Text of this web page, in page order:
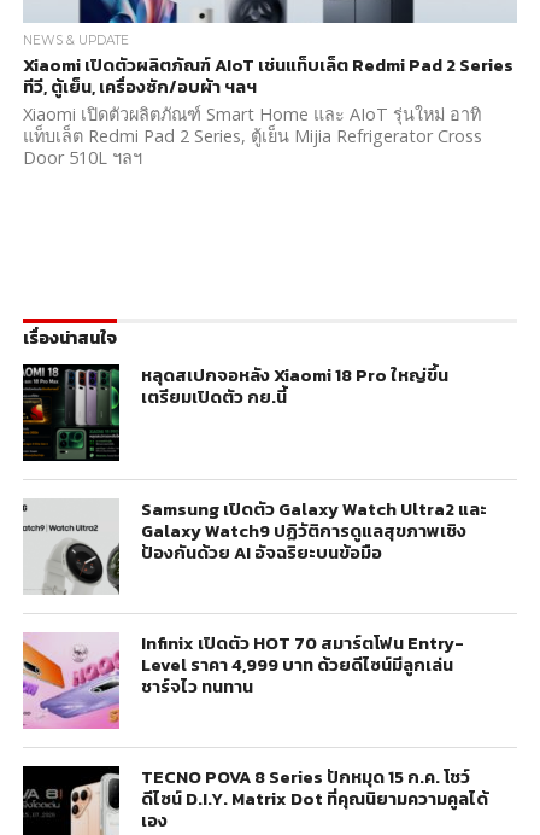
NEWS & UPDATE
Xiaomi เปิดตัวผลิตภัณฑ์ AIoT เช่นแท็บเล็ต Redmi Pad 2 Series
ทีวี, ตู้เย็น, เครื่องซัก/อบผ้า ฯลฯ
Xiaomi เปิดตัวผลิตภัณฑ์ Smart Home และ AIoT รุ่นใหม่ อาทิ
แท็บเล็ต Redmi Pad 2 Series, ตู้เย็น Mijia Refrigerator Cross
Door 510L ฯลฯ
เรื่องน่าสนใจ
หลุดสเปกจอหลัง Xiaomi 18 Pro ใหญ่ขึ้น
เตรียมเปิดตัว กย.นี้
Samsung เปิดตัว Galaxy Watch Ultra2 และ
Galaxy Watch9 ปฏิวัติการดูแลสุขภาพเชิง
ป้องกันด้วย AI อัจฉริยะบนข้อมือ
Infinix เปิดตัว HOT 70 สมาร์ตโฟน Entry-
Level ราคา 4,999 บาท ด้วยดีไซน์มีลูกเล่น
ชาร์จไว ทนทาน
TECNO POVA 8 Series ปักหมุด 15 ก.ค. โชว์
ดีไซน์ D.I.Y. Matrix Dot ที่คุณนิยามความคูลได้
เอง